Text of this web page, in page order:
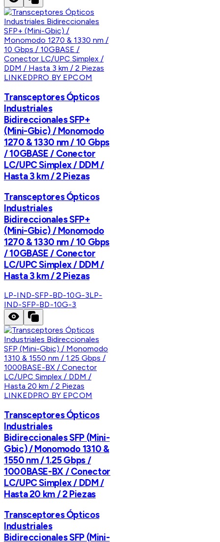
LINKEDPRO BY EPCOM
Transceptores Ópticos
Industriales
Bidireccionales SFP+
(Mini-Gbic) / Monomodo
1270 & 1330 nm / 10 Gbps
/ 10GBASE / Conector
LC/UPC Simplex / DDM /
Hasta 3 km / 2 Piezas
Transceptores Ópticos
Industriales
Bidireccionales SFP+
(Mini-Gbic) / Monomodo
1270 & 1330 nm / 10 Gbps
/ 10GBASE / Conector
LC/UPC Simplex / DDM /
Hasta 3 km / 2 Piezas
LP-IND-SFP-BD-10G-3LP-
IND-SFP-BD-10G-3
LINKEDPRO BY EPCOM
Transceptores Ópticos
Industriales
Bidireccionales SFP (Mini-
Gbic) / Monomodo 1310 &
1550 nm / 1.25 Gbps /
1000BASE-BX / Conector
LC/UPC Simplex / DDM /
Hasta 20 km / 2 Piezas
Transceptores Ópticos
Industriales
Bidireccionales SFP (Mini-